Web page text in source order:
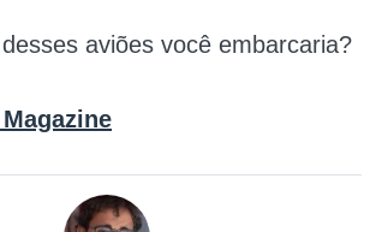
aviões você embarcaria?